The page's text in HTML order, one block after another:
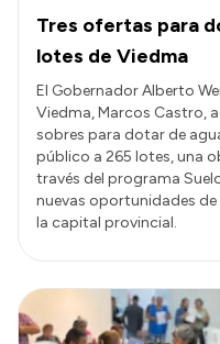
Tres ofertas para
lotes de Viedma
El Gobernador Alberto
Viedma, Marcos Castro,
sobres para dotar de
público a 265 lotes, una
través del programa
nuevas oportunidades
la capital provincial.